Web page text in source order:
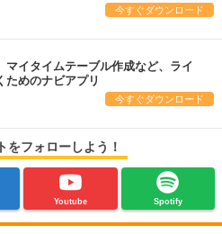
今すぐダウンロード
マイタイムテーブル作成など、ライ
ためのナビアプリ
今すぐダウンロード
をフォローしよう！
Youtube Spotify